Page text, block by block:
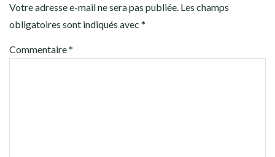
Votre adresse e-mail ne sera pas publiée. Les champs
obligatoires sont indiqués avec *
Commentaire*